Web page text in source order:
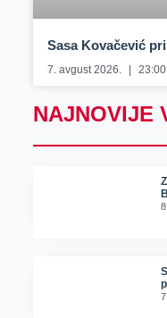
Sasa Kovačević
7. avgust 2026. 23:00
NAJNOVIJE